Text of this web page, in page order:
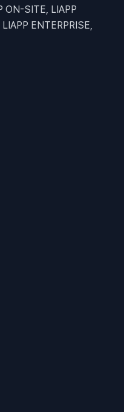
ON-SITE, LIAPP
ENTERPRISE,